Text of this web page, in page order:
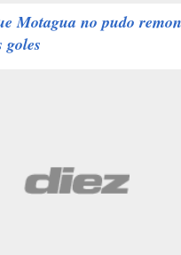
Motagua no pudo
goles